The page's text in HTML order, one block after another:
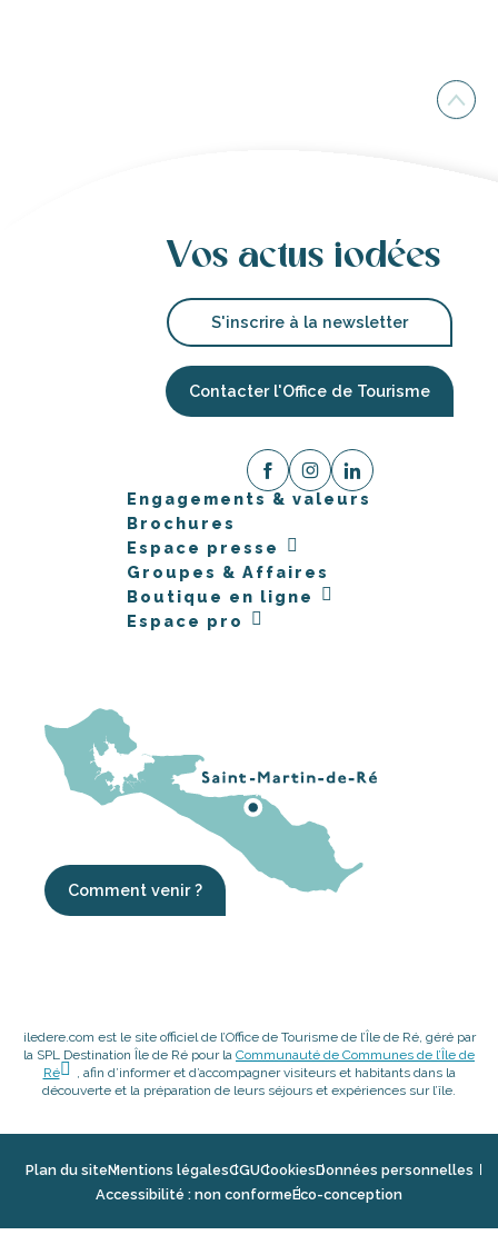
Vos actus iodées
S'inscrire à la newsletter
Contacter l'Office de Tourisme
Engagements & valeurs
Brochures
Espace presse
Groupes & Affaires
Boutique en ligne
Espace pro
Comment venir ?
iledere.com est le site officiel de l’Office de Tourisme de l’Île de Ré, géré par
la SPL Destination Île de Ré pour la Communauté de Communes de l’Île de
Ré
, afin d’informer et d’accompagner visiteurs et habitants dans la
découverte et la préparation de leurs séjours et expériences sur l’île.
Plan du siteMentions légalesCGUCookiesDonnées personnelles
Accessibilité : non conformeÉco-conception